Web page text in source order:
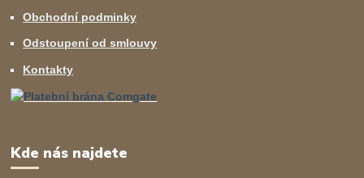
Obchodní podminky
Odstoupení od smlouvy
Kontakty
Kde nás najdete